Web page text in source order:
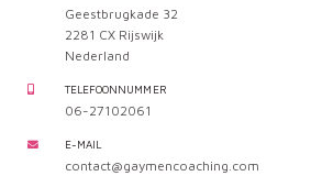
Geestbrugkade 32
2281 CX Rijswijk
Nederland
TELEFOONNUMMER
06-27102061
E-MAIL
contact@gaymencoaching.com